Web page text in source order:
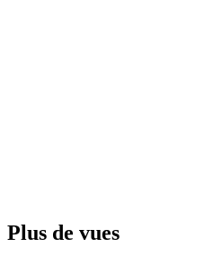
Plus de vues